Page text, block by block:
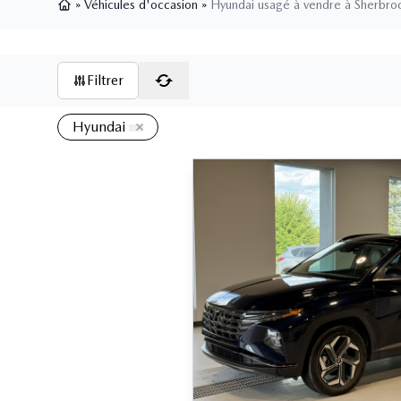
» Véhicules d'occasion » Hyundai usagé à vendre à
Filtrer
Hyundai